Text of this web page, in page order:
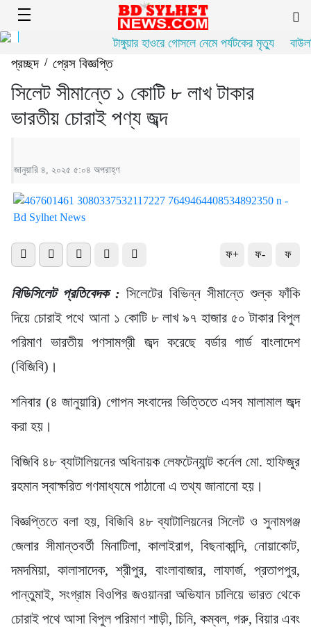
টাঙ্গুয়ার হাওরে গোসলে নেমে পর্যটকের মৃত্যু
প্রচ্ছদ/ প্রেস বিজ্ঞপ্তি
সিলেট সীমান্তে ১ কোটি ৮ লাখ টাকার
ভারতীয় চোরাই পণ্য জব্দ
জানুয়ারি ৪, ২০২৫ ৫:০৪ অপরাহ্ণ
ফ+ ফ- ফ
বিডিসিলেট প্রতিবেদক :সিলেটের বিভিন্ন সীমান্তে শুল্ক ফাঁকি
দিয়ে চোরাই পথে আনা ১ কোটি ৮ লাখ ৯৭ হাজার ৫০ টাকার বিপুল
পরিমাণ ভারতীয় পণসামগ্রী জব্দ করেছে বর্ডার গার্ড বাংলাদেশ
(বিজিবি)।
শনিবার (৪ জানুয়ারি) গোপন সংবাদের ভিত্তিতে এসব মালামাল জব্দ
করা হয়।
বিজিবি ৪৮ ব্যাটালিয়নের অধিনায়ক লেফটেন্যান্ট কর্নেল মো. হাফিজুর
রহমান স্বাক্ষরিত গণমাধ্যমে পাঠানো এ তথ্য জানানো হয়।
বিজ্ঞপ্তিতে বলা হয়, বিজিবি ৪৮ ব্যাটালিয়নের সিলেট ও সুনামগঞ্জ
জেলার সীমান্তবর্তী মিনাটিলা, কালাইরাগ, বিছনাকান্দি, নোয়াকোট,
দমদমিয়া, কালাসাদেক, শ্রীপুর, বাংলাবাজার, লাফার্জ, প্রতাপপুর,
পান্তুমাই, সংগ্রাম বিওপির জওয়ানরা অভিযান চালিয়ে ভারত থেকে
চোরাই পথে আসা বিপুল পরিমাণ শাড়ী, চিনি, কম্বল, গরু, বিয়ার এবং